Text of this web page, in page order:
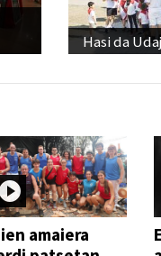
Hasi da
amaiera